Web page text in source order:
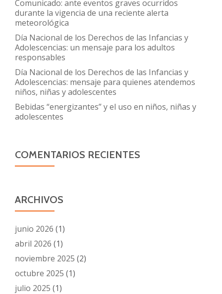
Comunicado: ante eventos graves ocurridos
durante la vigencia de una reciente alerta
meteorológica
Día Nacional de los Derechos de las Infancias y
Adolescencias: un mensaje para los adultos
responsables
Día Nacional de los Derechos de las Infancias y
Adolescencias: mensaje para quienes atendemos
niños, niñas y adolescentes
Bebidas “energizantes” y el uso en niños, niñas y
adolescentes
COMENTARIOS RECIENTES
ARCHIVOS
junio 2026 (1)
abril 2026 (1)
noviembre 2025 (2)
octubre 2025 (1)
julio 2025 (1)